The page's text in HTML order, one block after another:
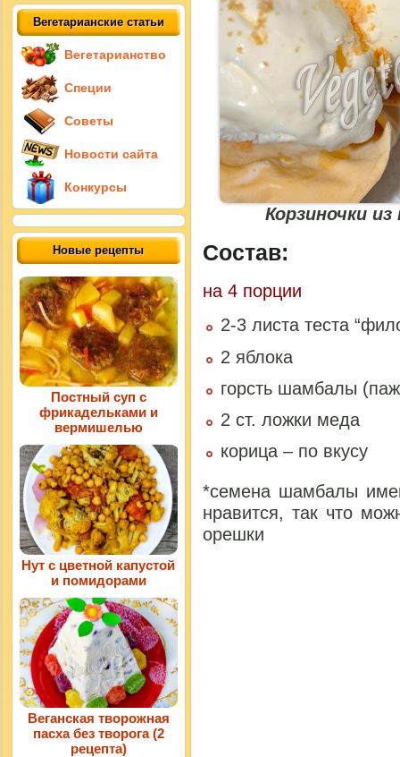
Корзиночки
Состав:
на 4 порции
2-3 листа теста
2 яблока
горсть шамбалы
2 ст. ложки меда
корица – по вкусу
*семена шамбалы
нравится, так что
орешки
Вегетарианские статьи
Вегетарианство
Специи
Советы
Новости сайта
Конкурсы
Новые рецепты
Постный суп с
фрикадельками и
вермишелью
Нут с цветной капустой
и помидорами
Веганская творожная
пасха без творога (2
рецепта)